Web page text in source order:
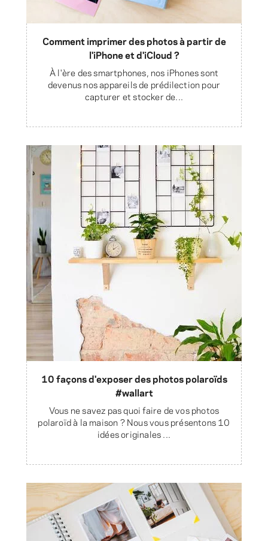
Comment imprimer des photos à partir de
l'iPhone et d'iCloud ?
À l'ère des smartphones, nos iPhones sont
devenus nos appareils de prédilection pour
capturer et stocker de...
10 façons d'exposer des photos polaroïds
#wallart
Vous ne savez pas quoi faire de vos photos
polaroïd à la maison ? Nous vous présentons 10
idées originales ...